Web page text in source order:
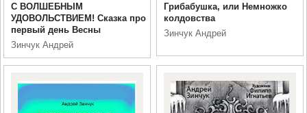
С ВОЛШЕБНЫМ
УДОВОЛЬСТВИЕМ! Сказка про
первый день Весны
Зинчук Андрей
Грибабушка, или Немножко
колдовства
Зинчук Андрей